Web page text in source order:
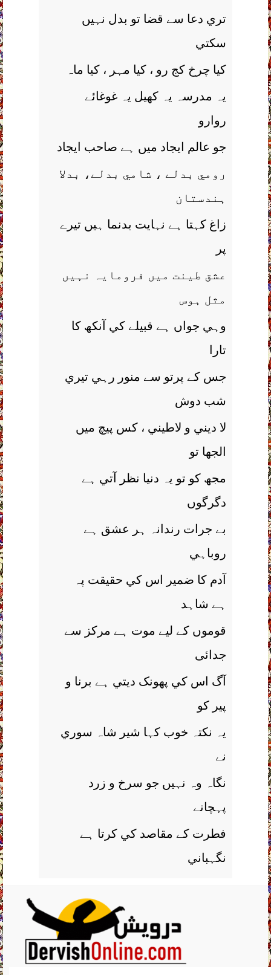
تري دعا سے قضا تو بدل نہيں
سکتي
کيا چرخ کج رو ، کيا مہر ، کيا ماہ
يہ مدرسہ يہ کھيل يہ غوغائے
روارو
جو عالم ايجاد ميں ہے صاحب ايجاد
رومي بدلے ، شامي بدلے، بدلا
ہندستان
زاغ کہتا ہے نہايت بدنما ہيں تيرے
پر
عشق طينت ميں فرومايہ نہيں
مثل ہوس
وہي جواں ہے قبيلے کي آنکھ کا
تارا
جس کے پرتو سے منور رہي تيري
شب دوش
لا ديني و لاطيني ، کس پيچ ميں
الجھا تو
مجھ کو تو يہ دنيا نظر آتي ہے
دگرگوں
بے جرات رندانہ ہر عشق ہے
روباہي
آدم کا ضمير اس کي حقيقت پہ
ہے شاہد
قوموں کے ليے موت ہے مرکز سے
جدائی
آگ اس کي پھونک ديتي ہے برنا و
پير کو
يہ نکتہ خوب کہا شير شاہ سوري
نے
نگاہ وہ نہيں جو سرخ و زرد
پہچانے
فطرت کے مقاصد کي کرتا ہے
نگہباني